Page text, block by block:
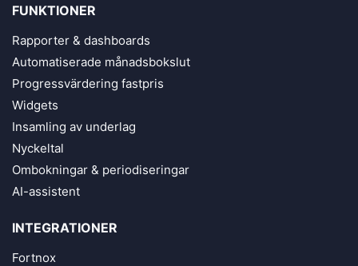
FUNKTIONER
Rapporter & dashboards
Automatiserade månadsbokslut
Progressvärdering fastpris
Widgets
Insamling av underlag
Nyckeltal
Ombokningar & periodiseringar
AI-assistent
INTEGRATIONER
Fortnox